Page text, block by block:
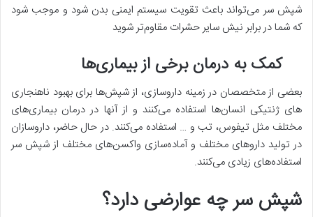
شپش سر می­‌تواند باعث تقویت سیستم ایمنی بدن شود و موجب شود
که شما در برابر نیش سایر حشرات مقاوم­‌تر شوید
کمک به درمان برخی از بیماری­‌ها
بعضی از متخصصان در زمینه داروسازی، از شپش‌­ها برای بهبود ناهنجاری­‌
های ژنتیکی انسان­‌ها استفاده می‌­کنند و از آن­ها در درمان بیماری­‌های
مختلف مثل تیفوس، تب و … استفاده می‌­کنند. در حال حاضر، داروسازان
در تولید داروهای مختلف و آماده­‌سازی واکسن‌­های مختلف از شپش سر
استفاده­‌های زیادی می‌­کنند.
شپش سر چه عوارضی دارد؟